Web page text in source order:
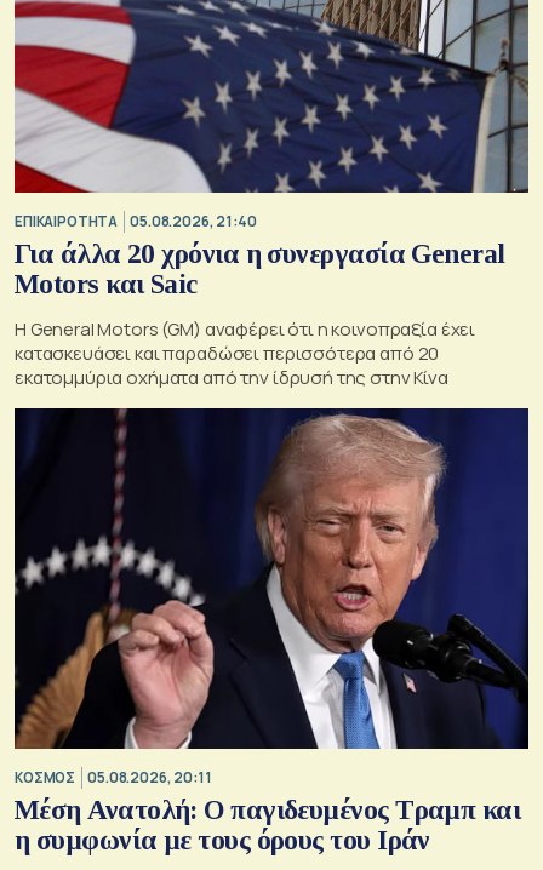
ΕΠΙΚΑΙΡΟΤΗΤΑ 05.08.2026, 21:40
Για άλλα 20 χρόνια η συνεργασία General
Motors και Saic
Η General Motors (GM) αναφέρει ότι η κοινοπραξία έχει
κατασκευάσει και παραδώσει περισσότερα από 20
εκατομμύρια οχήματα από την ίδρυσή της στην Κίνα
ΚΟΣΜΟΣ 05.08.2026, 20:11
Μέση Ανατολή: Ο παγιδευμένος Τραμπ και
η συμφωνία με τους όρους του Ιράν